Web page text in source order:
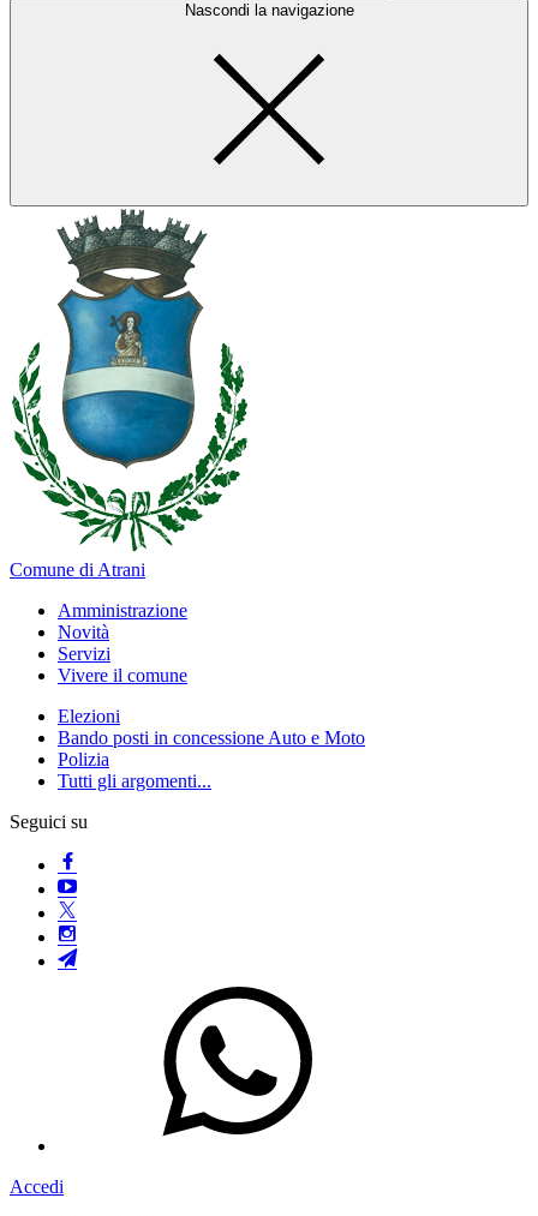
Nascondi la navigazione
Comune di Atrani
Amministrazione
Novità
Servizi
Vivere il comune
Elezioni
Bando posti in concessione Auto e Moto
Polizia
Tutti gli argomenti...
Seguici su
Accedi